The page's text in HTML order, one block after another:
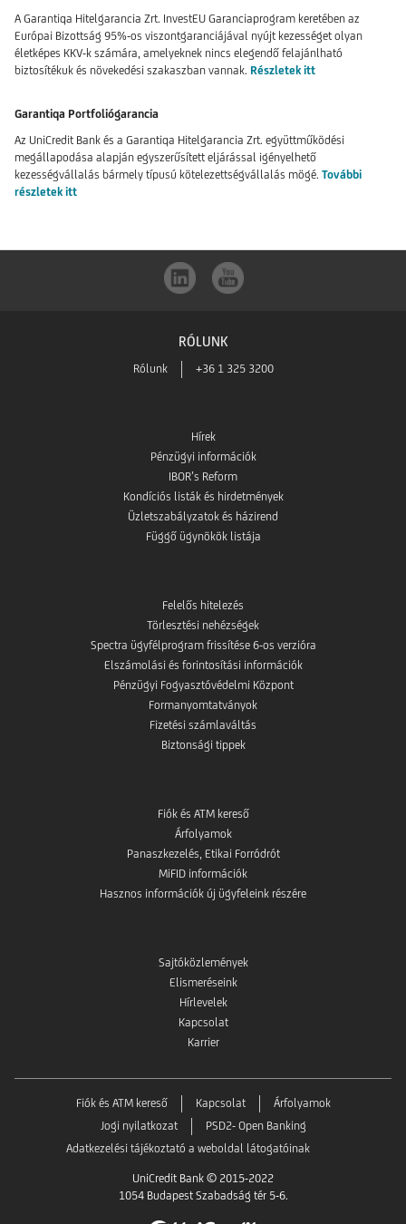
A Garantiqa Hitelgarancia Zrt. InvestEU Garanciaprogram keretében az
Európai Bizottság 95%-os viszontgaranciájával nyújt kezességet olyan
életképes KKV-k számára, amelyeknek nincs elegendő felajánlható
biztosítékuk és növekedési szakaszban vannak. Részletek itt
Garantiqa Portfoliógarancia
Az UniCredit Bank és a Garantiqa Hitelgarancia Zrt. együttműködési
megállapodása alapján egyszerűsített eljárással igényelhető
kezességvállalás bármely típusú kötelezettségvállalás mögé. További
részletek itt
RÓLUNK
Rólunk +36 1 325 3200
Hírek
Pénzügyi információk
IBOR’s Reform
Kondíciós listák és hirdetmények
Üzletszabályzatok és házirend
Függő ügynökök listája
Felelős hitelezés
Törlesztési nehézségek
Spectra ügyfélprogram frissítése 6-os verzióra
Elszámolási és forintosítási információk
Pénzügyi Fogyasztóvédelmi Központ
Formanyomtatványok
Fizetési számlaváltás
Biztonsági tippek
Fiók és ATM kereső
Árfolyamok
Panaszkezelés, Etikai Forródrót
MiFID információk
Hasznos információk új ügyfeleink részére
Sajtóközlemények
Elismeréseink
Hírlevelek
Kapcsolat
Karrier
Fiók és ATM kereső Kapcsolat
Árfolyamok
Jogi nyilatkozat
PSD2- Open Banking
Adatkezelési tájékoztató a weboldal látogatóinak
UniCredit Bank © 2015-2022
1054 Budapest Szabadság tér 5-6.